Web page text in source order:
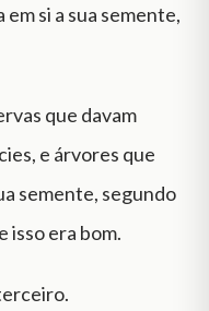
si a sua semente,
que davam
e árvores que
semente, segundo
isso era bom.